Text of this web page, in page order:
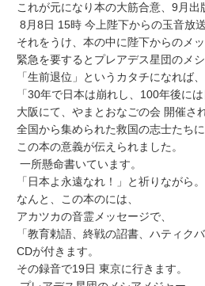
これが元になり本の大筋合意、9月出
8月8日 15時 今上陛下からの玉音放送
それをうけ、本の中に陛下からのメ
緊急を要するとプレアデス星団のメシ
「生前退位」というカタチになれば、
「30年で日本は崩れし、100年後には
大阪にて、やまとおなごの会 開催され
全国から集められた救国の志士たちに
この本の意義が伝えられました。
一所懸命書いています。
「日本よ永遠なれ！」と祈りながら。
なんと、この本のには、
アカツカの音霊メッセージで、
「教育勅語、終戦の詔書、ハティク
CDが付きます。
その録音で19日 東京に行きます。